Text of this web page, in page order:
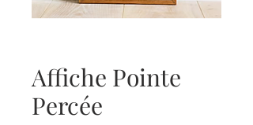
Affiche Pointe
Percée